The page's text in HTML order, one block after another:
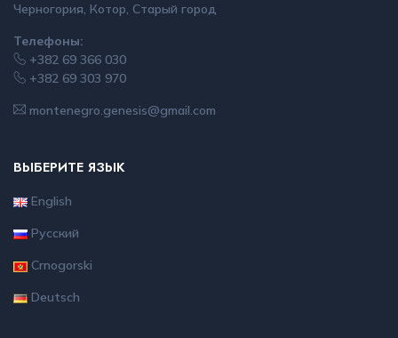
Черногория, Котор, Старый город
Телефоны:
+382 69 366 030
+382 69 303 970
montenegro.genesis@gmail.com
ВЫБЕРИТЕ ЯЗЫК
English
Русский
Crnogorski
Deutsch